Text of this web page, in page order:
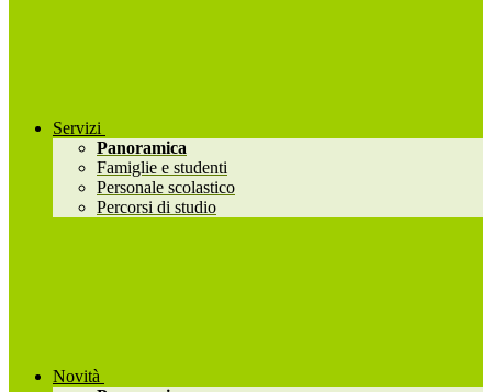
Servizi
Panoramica
Famiglie e studenti
Personale scolastico
Percorsi di studio
Novità